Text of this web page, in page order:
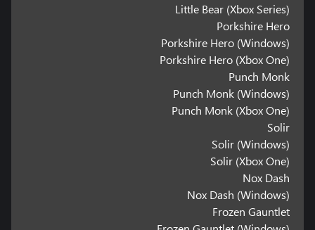
Little Bear (Xbox Series)
Porkshire Hero
Porkshire Hero (Windows)
Porkshire Hero (Xbox One)
Punch Monk
Punch Monk (Windows)
Punch Monk (Xbox One)
Solir
Solir (Windows)
Solir (Xbox One)
Nox Dash
Nox Dash (Windows)
Frozen Gauntlet